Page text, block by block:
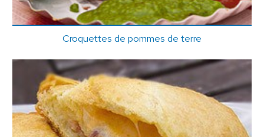
Croquettes de pommes de terre